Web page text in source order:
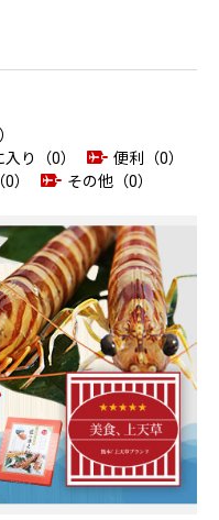
り（0）
便利（0）
） その他（0）